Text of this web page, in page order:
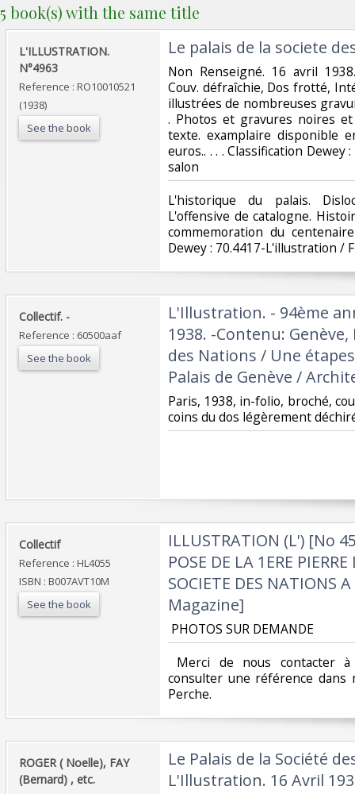
5 book(s) with the same title
‎L'ILLUSTRATION.
N°4963‎
Reference : RO10010521
(1938)
See the book
‎Le palais de la societe
‎Non Renseigné. 16 avril
Couv. défraîchie, Dos frotté,
illustrées de nombreuses
. Photos et gravures noires
texte. examplaire disponible
euros.. . . . Classification
salon‎
‎L'historique du palais.
L'offensive de catalogne.
commemoration du
Dewey : 70.4417-L'illustration /
‎Collectif. - ‎
Reference : 60500aaf
See the book
‎L'Illustration. - 94ème
1938. -Contenu: Genève,
des Nations / Une
Palais de Genève /
‎Paris, 1938, in-folio, broché,
coins du dos légèrement
‎Collectif ‎
Reference : HL4055
ISBN : B007AVT10M
See the book
‎ILLUSTRATION (L') [No
POSE DE LA 1ERE
SOCIETE DES NATIONS
Magazine]‎
‎ PHOTOS SUR DEMANDE ‎
Merci de nous contacter
consulter une référence dans
Perche.‎
‎ROGER ( Noelle), FAY
(Bernard) , etc.‎
‎Le Palais de la Société
L'Illustration. 16 Avril